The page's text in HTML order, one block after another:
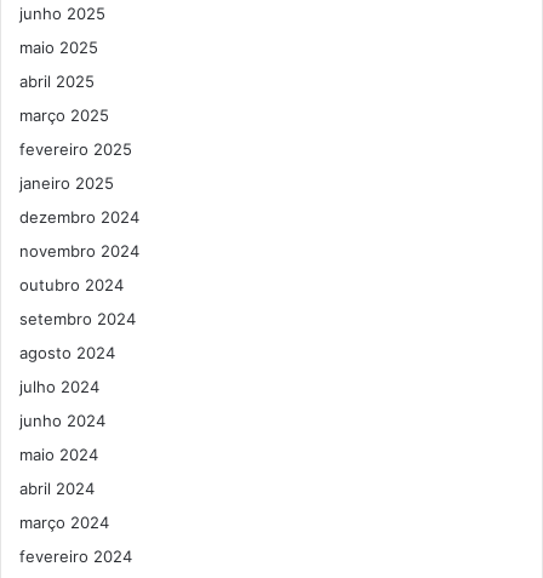
junho 2025
maio 2025
abril 2025
março 2025
fevereiro 2025
janeiro 2025
dezembro 2024
novembro 2024
outubro 2024
setembro 2024
agosto 2024
julho 2024
junho 2024
maio 2024
abril 2024
março 2024
fevereiro 2024